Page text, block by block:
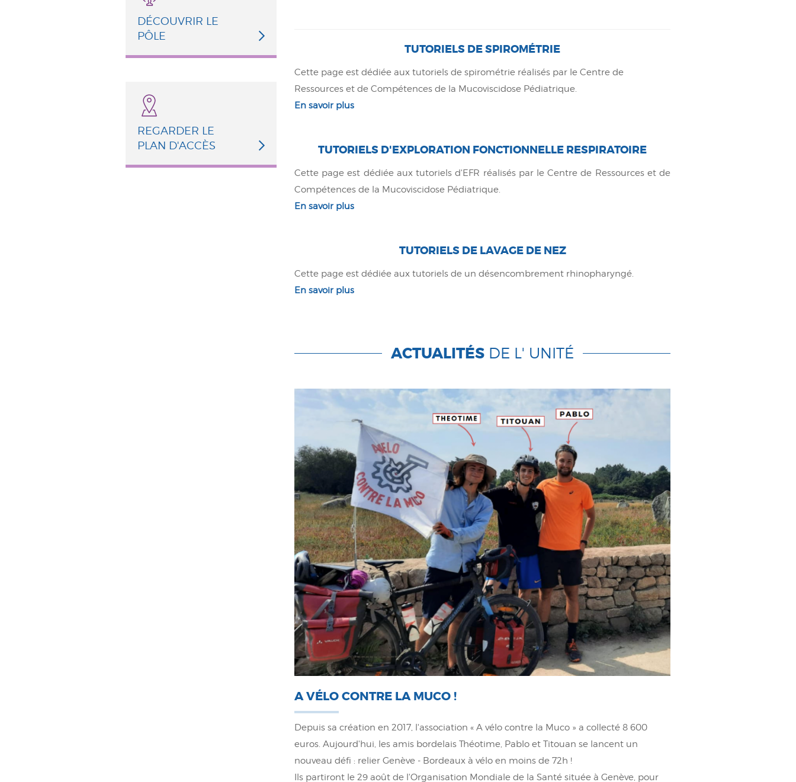
DÉCOUVRIR LE
PÔLE
REGARDER LE
PLAN D'ACCÈS
TUTORIELS DE SPIROMÉTRIE
Cette page est dédiée aux tutoriels de spirométrie réalisés par le Centre de
Ressources et de Compétences de la Mucoviscidose Pédiatrique.
En savoir plus
TUTORIELS D'EXPLORATION FONCTIONNELLE RESPIRATOIRE
Cette page est dédiée aux tutoriels d'EFR réalisés par le Centre de Ressources et de
Compétences de la Mucoviscidose Pédiatrique.
En savoir plus
TUTORIELS DE LAVAGE DE NEZ
Cette page est dédiée aux tutoriels de un désencombrement rhinopharyngé.
En savoir plus
ACTUALITÉS DE L' UNITÉ
A VÉLO CONTRE LA MUCO !
Depuis sa création en 2017, l'association « A vélo contre la Muco » a collecté 8 600
euros. Aujourd'hui, les amis bordelais Théotime, Pablo et Titouan se lancent un
nouveau défi : relier Genève - Bordeaux à vélo en moins de 72h !
Ils partiront le 29 août de l'Organisation Mondiale de la Santé située à Genève, pour